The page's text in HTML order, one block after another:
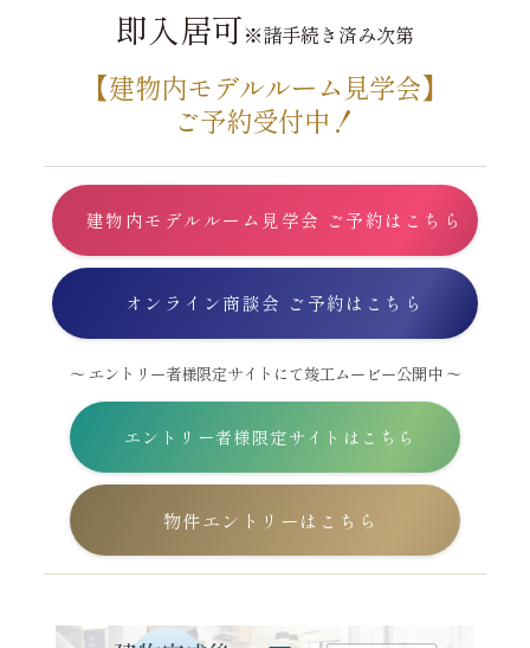
即入居可※諸手続き済み次第
【建物内モデルルーム見学会】
ご予約受付中！
建物内モデルルーム見学会 ご予約はこちら
オンライン商談会 ご予約はこちら
～ エントリー者様限定サイトにて竣工ムービー公開中 ～
エントリー者様限定サイトはこちら
物件エントリーはこちら